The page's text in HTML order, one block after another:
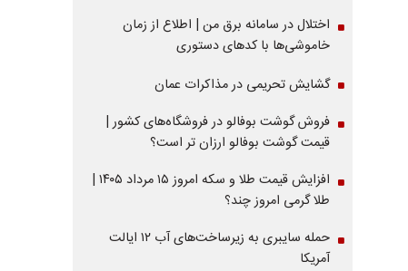
اختلال در سامانه برق من | اطلاع از زمان
خاموشی‌ها با کدهای دستوری
گشایش تحریمی در مذاکرات عمان
فروش گوشت بوفالو در فروشگاه‌های کشور |
قیمت گوشت بوفالو ارزان تر است؟
افزایش قیمت طلا و سکه امروز ۱۵ مرداد ۱۴۰۵ |
طلا گرمی امروز چند؟
حمله سایبری به زیرساخت‌های آب ۱۲ ایالت
آمریکا